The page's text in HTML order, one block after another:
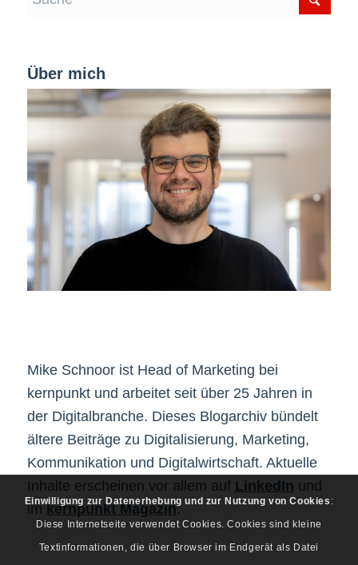
Über mich
Mike Schnoor ist Head of Marketing bei
kernpunkt und arbeitet seit über 25 Jahren in
der Digitalbranche. Dieses Blogarchiv bündelt
ältere Beiträge zu Digitalisierung, Marketing,
Kommunikation und Digitalwirtschaft. Aktuelle
Inhalte erscheinen vor allem auf LinkedIn und
imkernpunkt Magazin.
Einwilligung zur Datenerhebung und zur Nutzung von Cookies :
Diese Internetseite verwendet Cookies. Cookies sind kleine
Textinformationen, die über Browser im Endgerät als Datei